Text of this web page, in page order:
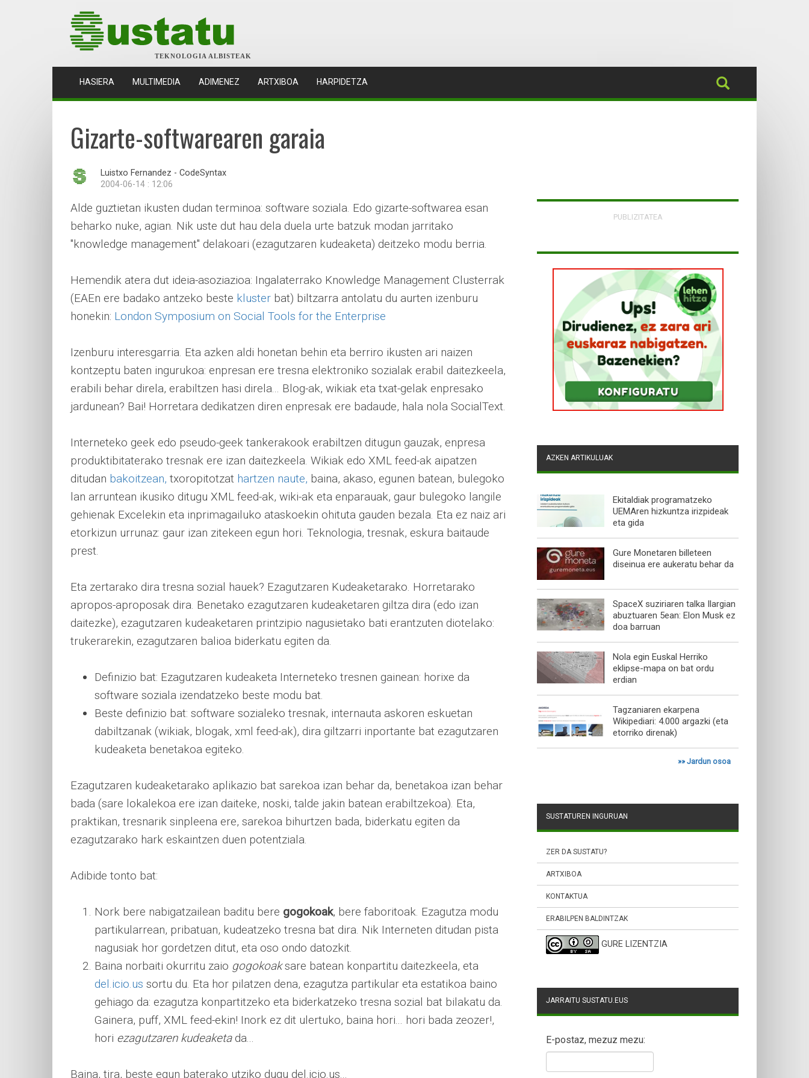
TEKNOLOGIA ALBISTEAK
HASIERA (CURRENT)
MULTIMEDIA ADIMENEZ ARTXIBOA HARPIDETZA
Gizarte-softwarearen garaia
Luistxo Fernandez - CodeSyntax
2004-06-14 : 12:06
Alde guztietan ikusten dudan terminoa: software soziala. Edo gizarte-softwarea esan
beharko nuke, agian. Nik uste dut hau dela duela urte batzuk modan jarritako
"knowledge management" delakoari (ezagutzaren kudeaketa) deitzeko modu berria.
Hemendik atera dut ideia-asoziazioa: Ingalaterrako Knowledge Management Clusterrak
(EAEn ere badako antzeko beste kluster bat) biltzarra antolatu du aurten izenburu
honekin: London Symposium on Social Tools for the Enterprise
Izenburu interesgarria. Eta azken aldi honetan behin eta berriro ikusten ari naizen
kontzeptu baten ingurukoa: enpresan ere tresna elektroniko sozialak erabil daitezkeela,
erabili behar direla, erabiltzen hasi direla... Blog-ak, wikiak eta txat-gelak enpresako
jardunean? Bai! Horretara dedikatzen diren enpresak ere badaude, hala nola SocialText.
Interneteko geek edo pseudo-geek tankerakook erabiltzen ditugun gauzak, enpresa
produktibitaterako tresnak ere izan daitezkeela. Wikiak edo XML feed-ak aipatzen
ditudan bakoitzean, txoropitotzat hartzen naute, baina, akaso, egunen batean, bulegoko
lan arruntean ikusiko ditugu XML feed-ak, wiki-ak eta enparauak, gaur bulegoko langile
gehienak Excelekin eta inprimagailuko ataskoekin ohituta gauden bezala. Eta ez naiz ari
etorkizun urrunaz: gaur izan zitekeen egun hori. Teknologia, tresnak, eskura baitaude
prest.
Eta zertarako dira tresna sozial hauek? Ezagutzaren Kudeaketarako. Horretarako
apropos-aproposak dira. Benetako ezagutzaren kudeaketaren giltza dira (edo izan
daitezke), ezagutzaren kudeaketaren printzipio nagusietako bati erantzuten diotelako:
trukerarekin, ezagutzaren balioa biderkatu egiten da.
Definizio bat: Ezagutzaren kudeaketa Interneteko tresnen gainean: horixe da
software soziala izendatzeko beste modu bat.
Beste definizio bat: software sozialeko tresnak, internauta askoren eskuetan
dabiltzanak (wikiak, blogak, xml feed-ak), dira giltzarri inportante bat ezagutzaren
kudeaketa benetakoa egiteko.
Ezagutzaren kudeaketarako aplikazio bat sarekoa izan behar da, benetakoa izan behar
bada (sare lokalekoa ere izan daiteke, noski, talde jakin batean erabiltzekoa). Eta,
praktikan, tresnarik sinpleena ere, sarekoa bihurtzen bada, biderkatu egiten da
ezagutzarako hark eskaintzen duen potentziala.
Adibide tonto bat:
Nork bere nabigatzailean baditu bere gogokoak, bere faboritoak. Ezagutza modu
partikularrean, pribatuan, kudeatzeko tresna bat dira. Nik Interneten ditudan pista
nagusiak hor gordetzen ditut, eta oso ondo datozkit.
Baina norbaiti okurritu zaio gogokoaksare batean konpartitu daitezkeela, eta
del.icio.us sortu du. Eta hor pilatzen dena, ezagutza partikular eta estatikoa baino
gehiago da: ezagutza konpartitzeko eta biderkatzeko tresna sozial bat bilakatu da.
Gainera, puff, XML feed-ekin! Inork ez dit ulertuko, baina hori... hori bada zeozer!,
hori ezagutzaren kudeaketada...
Baina, tira, beste egun baterako utziko dugu del.icio.us...
PUBLIZITATEA
AZKEN ARTIKULUAK
Ekitaldiak programatzeko
UEMAren hizkuntza irizpideak
eta gida
Gure Monetaren billeteen
diseinua ere aukeratu behar da
SpaceX suziriaren talka Ilargian
abuztuaren 5ean: Elon Musk ez
doa barruan
Nola egin Euskal Herriko
eklipse-mapa on bat ordu
erdian
Tagzaniaren ekarpena
Wikipediari: 4.000 argazki (eta
etorriko direnak)
»»Jardun osoa
SUSTATUREN INGURUAN
ZER DA SUSTATU?
ARTXIBOA
KONTAKTUA
ERABILPEN BALDINTZAK
GURE LIZENTZIA
JARRAITU SUSTATU.EUS
E-postaz, mezuz mezu: